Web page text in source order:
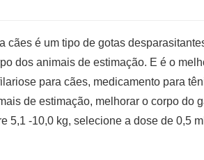
cães é um tipo de gotas
dos animais de estimação. E é o
para cães, medicamento para
de estimação, melhorar o corpo do
5,1 -10,0 kg, selecione a dose de 0,5